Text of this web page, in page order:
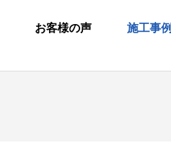
お客様の声 施工事例